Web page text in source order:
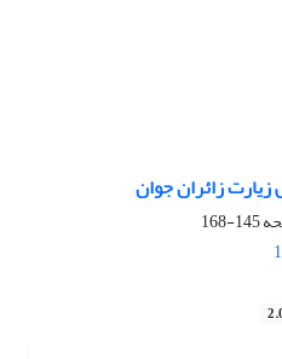
زیارت زائران جوان
145-168